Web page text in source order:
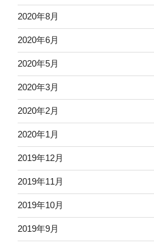
2020年8月
2020年6月
2020年5月
2020年3月
2020年2月
2020年1月
2019年12月
2019年11月
2019年10月
2019年9月